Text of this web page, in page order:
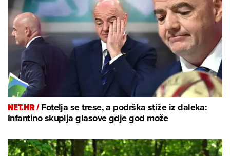
NET.HR /Fotelja se trese, a podrška stiže iz daleka:
Infantino skuplja glasove gdje god može